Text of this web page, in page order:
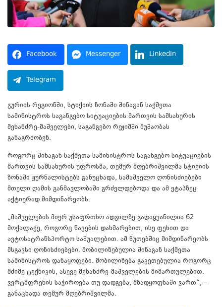
Facebook Messenger LinkedIn
Telegram
გურიის რეგიონში, სტიქიის ზონაში შინაგან საქმეთა
სამინისტროს საგანგებო სიტუაციების მართვის სამსახურის
მეხანძრე-მაშველები, საგანგებო რეჟიმში მუშაობას
განაგრძობენ.
როგორც შინაგან საქმეთა სამინისტროს საგანგებო სიტუაციების
მართვის სამსახურის უფროსმა, თემურ მღებრიშვილმა სტიქიის
ზონაში ჟურნალისტებს განუცხადა, სამაშველო ღონისძიებები
მთელი ღამის განმავლობაში გრძელდებოდა და ამ ეტაპზეც
აქტიურად მიმდინარეობს.
„მაშველების მიერ უსაფრთხო ადგილზე გადაყვანილია 62
მოქალაქე, როგორც ნავების დახმარებით, ისე ფეხით და
ავტოსატრანსპორტო საშუალებით. ამ წუთებშიც მიმდინარეობს
მსგავსი ღონისძიებები. მობილიზებულია შინაგან საქმეთა
სამინისტროს დანაყოფები. მობილიზება გაკეთებულია როგორც
მძიმე ტექნიკის, ასევე მეხანძრე-მაშველების მიმართულებით.
ვერტმფრენის საჭიროება თუ დადგება, მზადყოფნაში ვართ“, –
განაცხადა თემურ მღებრიშვილმა.